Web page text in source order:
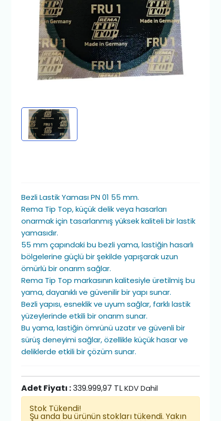
Bezli Lastik Yaması PN 01 55 mm.
Rema Tip Top, küçük delik veya hasarları
onarmak için tasarlanmış yüksek kaliteli bir lastik
yamasıdır.
55 mm çapındaki bu bezli yama, lastiğin hasarlı
bölgelerine güçlü bir şekilde yapışarak uzun
ömürlü bir onarım sağlar.
Rema Tip Top markasının kalitesiyle üretilmiş bu
yama, dayanıklı ve güvenilir bir yapı sunar.
Bezli yapısı, esneklik ve uyum sağlar, farklı lastik
yüzeylerinde etkili bir onarım sunar.
Bu yama, lastiğin ömrünü uzatır ve güvenli bir
sürüş deneyimi sağlar, özellikle küçük hasar ve
deliklerde etkili bir çözüm sunar.
Adet Fiyatı :339.999,97 TLKDV Dahil
Stok Tükendi!
Şu anda bu ürünün stokları tükendi. Yakın